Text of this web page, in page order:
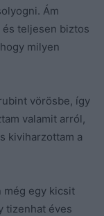
Ám
teljesen biztos
milyen
vörösbe, így
valamit arról,
kiviharzottam a
még egy kicsit
tizenhat éves